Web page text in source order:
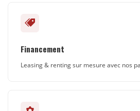
Financement
Leasing & renting sur mesure avec nos